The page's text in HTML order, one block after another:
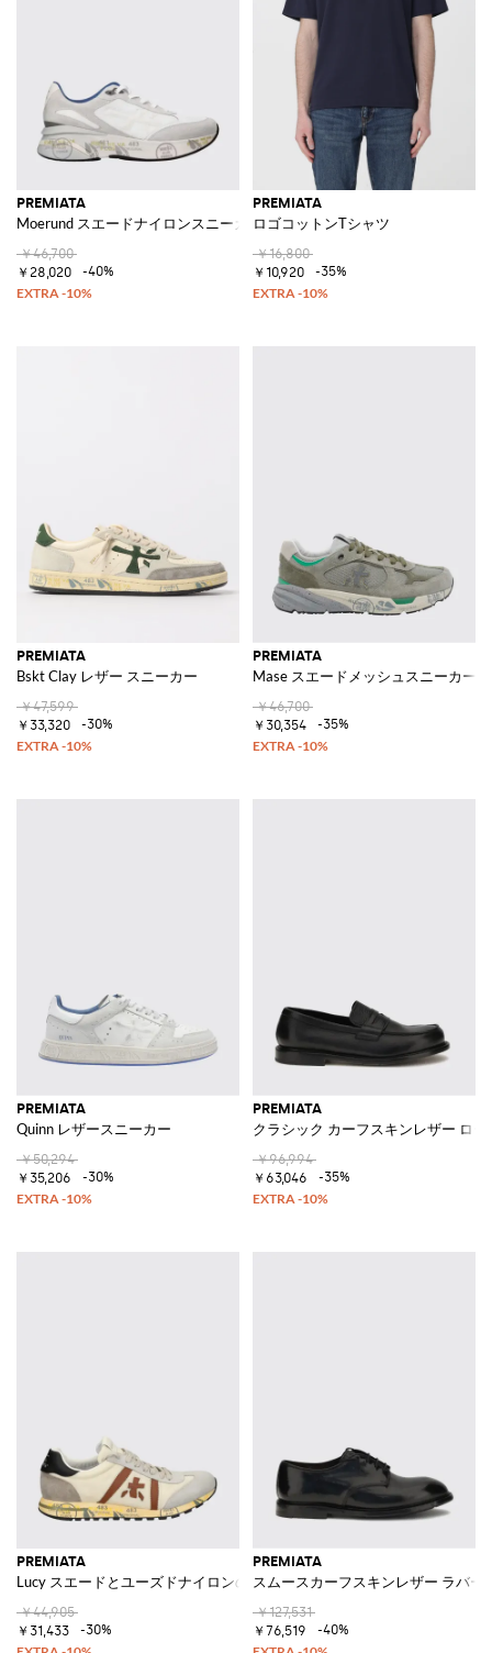
PREMIATA
Moerund スエードナイロンスニーカー
￥46,700
￥28,020
-40%
PREMIATA
ロゴコットンTシャツ
￥16,800
￥10,920
-35%
PREMIATA
Bskt Clay レザー スニーカー
￥47,599
￥33,320
-30%
PREMIATA
Mase スエードメッシュスニーカー
￥46,700
￥30,354
-35%
PREMIATA
Quinn レザースニーカー
￥50,294
￥35,206
-30%
PREMIATA
クラシック カーフスキンレザー ロ
￥96,994
￥63,046
-35%
PREMIATA
Lucy スエードとユーズドナイロンのスニーカー
￥44,905
￥31,433
-30%
PREMIATA
スムースカーフスキンレザー ラバ
￥127,531
￥76,519
-40%